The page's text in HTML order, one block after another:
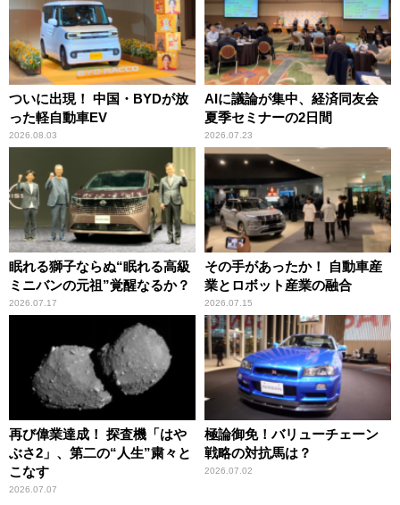
ついに出現！ 中国・BYDが放
った軽自動車EV
2026.08.03
AIに議論が集中、経済同友会
夏季セミナーの2日間
2026.07.23
眠れる獅子ならぬ“眠れる高級
ミニバンの元祖”覚醒なるか？
2026.07.17
その手があったか！ 自動車産
業とロボット産業の融合
2026.07.15
再び偉業達成！ 探査機「はや
ぶさ2」、第二の“人生”粛々と
こなす
2026.07.07
極論御免！バリューチェーン
戦略の対抗馬は？
2026.07.02